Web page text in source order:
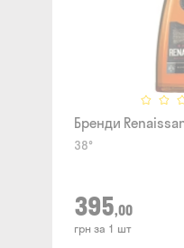
Бренди
38°
395,00
грн за 1 шт